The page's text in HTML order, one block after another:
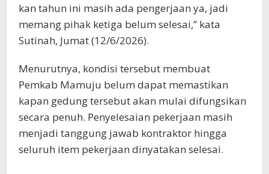
kan tahun ini masih ada pengerjaan ya, jadi
memang pihak ketiga belum selesai,” kata
Sutinah, Jumat (12/6/2026).
Menurutnya, kondisi tersebut membuat
Pemkab Mamuju belum dapat memastikan
kapan gedung tersebut akan mulai difungsikan
secara penuh. Penyelesaian pekerjaan masih
menjadi tanggung jawab kontraktor hingga
seluruh item pekerjaan dinyatakan selesai.